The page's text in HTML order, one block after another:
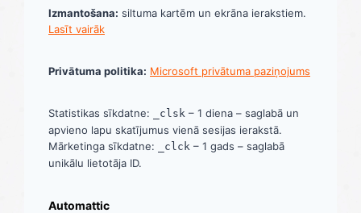
Izmantošana: siltuma kartēm un ekrāna ierakstiem.
Lasīt vairāk
Privātuma politika: Microsoft privātuma paziņojums
Statistikas sīkdatne: _clsk – 1 diena – saglabā un
apvieno lapu skatījumus vienā sesijas ierakstā.
Mārketinga sīkdatne:
_clck – 1 gads – saglabā
unikālu lietotāja ID.
Automattic